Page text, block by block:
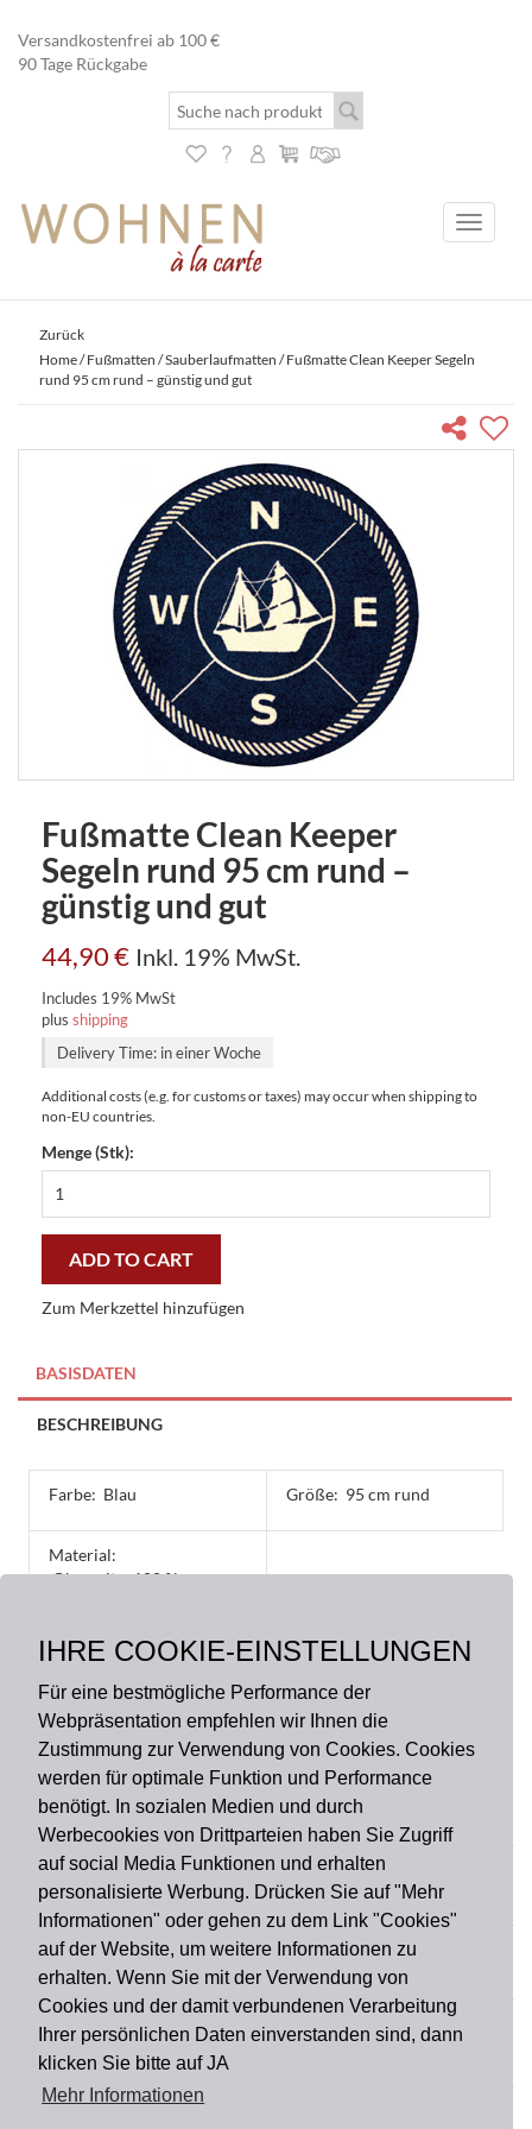
IHRE COOKIE-EINSTELLUNGEN
Für eine bestmögliche Performance der
Webpräsentation empfehlen wir Ihnen die
Zustimmung zur Verwendung von Cookies. Cookies
werden für optimale Funktion und Performance
benötigt. In sozialen Medien und durch
Werbecookies von Drittparteien haben Sie Zugriff
auf social Media Funktionen und erhalten
personalisierte Werbung. Drücken Sie auf "Mehr
Informationen" oder gehen zu dem Link "Cookies"
auf der Website, um weitere Informationen zu
erhalten. Wenn Sie mit der Verwendung von
Cookies und der damit verbundenen Verarbeitung
Ihrer persönlichen Daten einverstanden sind, dann
klicken Sie bitte auf JA
Mehr Informationen
Versandkostenfrei ab 100 €
90 Tage Rückgabe
Toggle
Zurück
Home/Fußmatten /Sauberlaufmatten / Fußmatte Clean Keeper Segeln
rund 95 cm rund – günstig und gut
Fußmatte Clean Keeper
Segeln rund 95 cm rund –
günstig und gut
44,90€ Inkl. 19% MwSt.
Includes 19% MwSt
plus shipping
Delivery Time: in einer Woche
Additional costs (e.g. for customs or taxes) may occur when shipping to
non-EU countries.
Menge (Stk):
Clean
Segeln
95
-
günstig
und
quantity
ADD TO CART
Zum Merkzettel hinzufügen
BASISDATEN
BESCHREIBUNG
Farbe: Blau Größe: 95 cm rund
Material:
Oberseite: 100 %
% PVC, rutschhemmend
Zahlungsart
Versandart
Du findest uns auch auf
Informationen
Impressum Widerruf